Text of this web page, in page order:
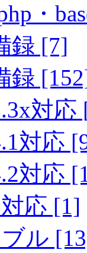
・
録 [7]
録
対応
対応
対応
応 [1]
ブル